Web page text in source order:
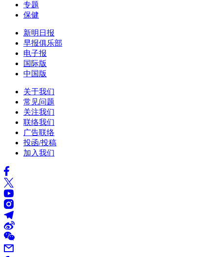
专题
保健
新明日报
早报俱乐部
电子报
国际版
中国版
关于我们
常见问题
关注我们
联络我们
广告联络
投函/投稿
加入我们